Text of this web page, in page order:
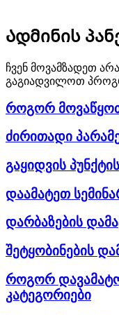
Ადმინის
ჩვენ მოვამზადეთ
გაგიადვილოთ
როგორ
ძირითადი
გაყიდვის
დაამატეთ
დარბაზების
შეტყობინების
როგორ
კატეგორიები